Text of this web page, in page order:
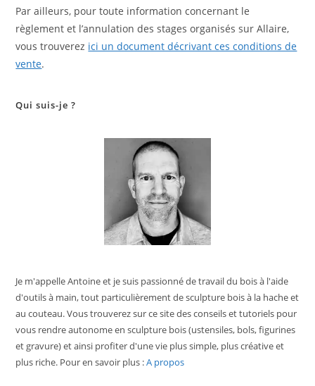
Par ailleurs, pour toute information concernant le
règlement et l’annulation des stages organisés sur Allaire,
vous trouverez ici un document décrivant ces conditions de
vente.
Qui suis-je ?
Je m'appelle Antoine et je suis passionné de travail du bois à l'aide
d'outils à main, tout particulièrement de sculpture bois à la hache et
au couteau. Vous trouverez sur ce site des conseils et tutoriels pour
vous rendre autonome en sculpture bois (ustensiles, bols, figurines
et gravure) et ainsi profiter d'une vie plus simple, plus créative et
plus riche. Pour en savoir plus :A propos